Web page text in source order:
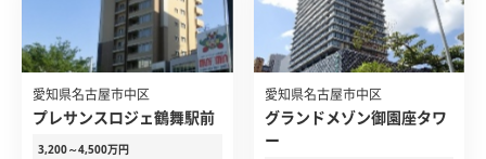
愛知県名古屋市中区
プレサンスロジェ鶴舞駅前
3,200～4,500万円
愛知県名古屋市中区
グランドメゾン御園座タワ
ー